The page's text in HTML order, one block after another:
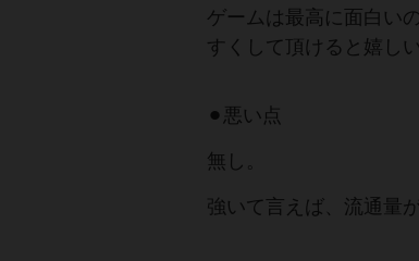
ゲームは最高に面白い
すくして頂けると嬉し
⚫︎悪い点
無し。
強いて言えば、流通量